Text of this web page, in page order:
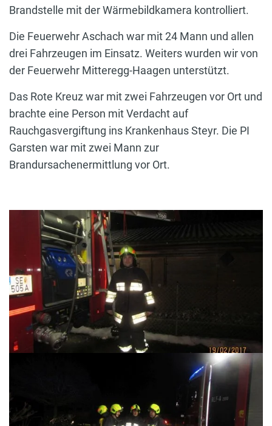
Brandstelle mit der Wärmebildkamera kontrolliert.
Die Feuerwehr Aschach war mit 24 Mann und allen
drei Fahrzeugen im Einsatz. Weiters wurden wir von
der Feuerwehr Mitteregg-Haagen unterstützt.
Das Rote Kreuz war mit zwei Fahrzeugen vor Ort und
brachte eine Person mit Verdacht auf
Rauchgasvergiftung ins Krankenhaus Steyr. Die PI
Garsten war mit zwei Mann zur
Brandursachenermittlung vor Ort.